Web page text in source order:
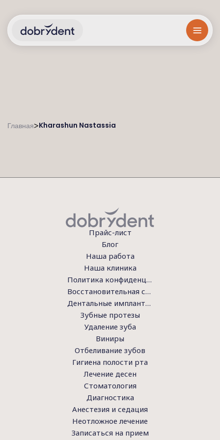
Главная>Kharashun Nastassia
Прайс-лист
Блог
Наша работа
Наша клиника
Политика конфиденциальности
Восстановительная стоматология
Дентальные имплантаты
Зубные протезы
Удаление зуба
Виниры
Отбеливание зубов
Гигиена полости рта
Лечение десен
Стоматология
Диагностика
Анестезия и седация
Неотложное лечение
Записаться на прием